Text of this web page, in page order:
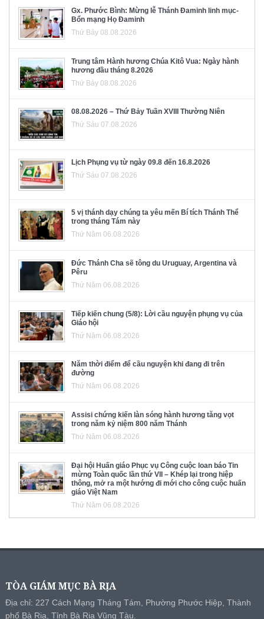
Gx. Phước Bình: Mừng lễ Thánh Đaminh linh mục-
Bổn mạng Họ Đaminh
Thứ Bảy 08.08.2026
Trung tâm Hành hương Chúa Kitô Vua: Ngày hành
hương đầu tháng 8.2026
Thứ Bảy 08.08.2026
08.08.2026 – Thứ Bảy Tuần XVIII Thường Niên
Thứ Sáu 07.08.2026
Lịch Phụng vụ từ ngày 09.8 đến 16.8.2026
Thứ Sáu 07.08.2026
5 vị thánh dạy chúng ta yêu mến Bí tích Thánh Thể
trong tháng Tám này
Thứ Năm 06.08.2026
Đức Thánh Cha sẽ tông du Uruguay, Argentina và
Pêru
Thứ Năm 06.08.2026
Tiếp kiến chung (5/8): Lời cầu nguyện phụng vụ của
Giáo hội
Thứ Năm 06.08.2026
Năm thời điểm để cầu nguyện khi đang đi trên
đường
Thứ Năm 06.08.2026
Assisi chứng kiến làn sóng hành hương tăng vọt
trong năm kỷ niệm 800 năm Thánh
Thứ Năm 06.08.2026
Đại hội Huấn giáo Phục vụ Công cuộc loan báo Tin
mừng Toàn quốc lần thứ VII – Khép lại trong hiệp
thông, mở ra một hướng đi mới cho công cuộc huấn
giáo Việt Nam
Thứ Năm 06.08.2026
TÒA GIÁM MỤC BÀ RỊA
Địa chỉ: 227 Cách Mạng Tháng Tám, Phường Phước Hiệp, Thành
phố Bà Rịa, Tỉnh Bà Rịa Vũng Tàu.